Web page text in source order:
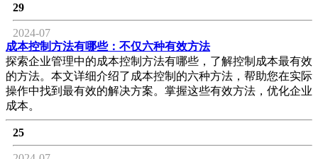
29
2024-07
成本控制方法有哪些：不仅六种有效方法
探索企业管理中的成本控制方法有哪些，了解控制成本最有效
的方法。本文详细介绍了成本控制的六种方法，帮助您在实际
操作中找到最有效的解决方案。掌握这些有效方法，优化企业
成本。
25